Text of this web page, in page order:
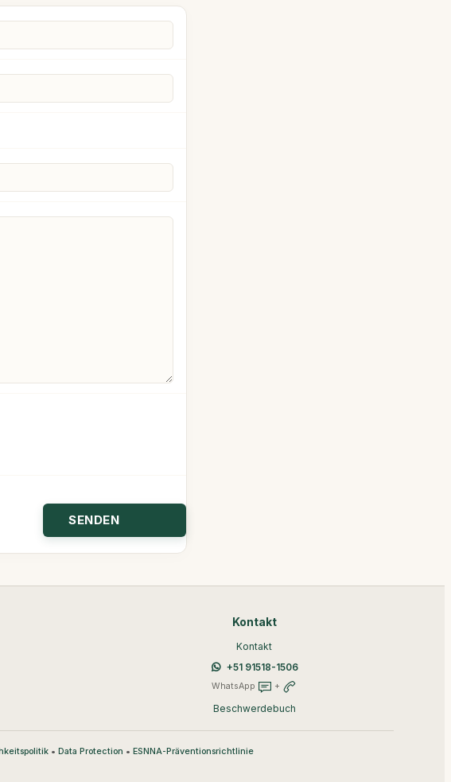
Kontakt
Kontakt
+51 91518-1506
WhatsApp +
Beschwerdebuch
• Data Protection • ESNNA-Präventionsrichtlinie